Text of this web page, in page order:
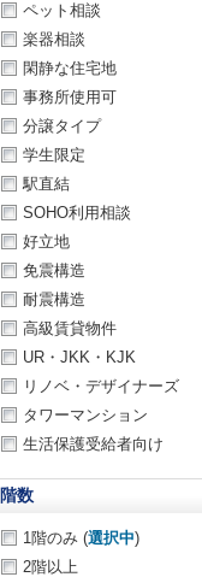
ペット相談
楽器相談
閑静な住宅地
事務所使用可
分譲タイプ
学生限定
駅直結
SOHO利用相談
好立地
免震構造
耐震構造
高級賃貸物件
UR・JKK・KJK
リノベ・デザイナーズ
タワーマンション
生活保護受給者向け
階数
1階のみ (選択中)
2階以上